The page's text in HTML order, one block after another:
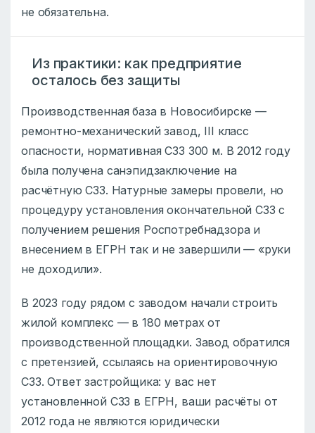
не обязательна.
Из практики: как предприятие
осталось без защиты
Производственная база в Новосибирске —
ремонтно-механический завод, III класс
опасности, нормативная СЗЗ 300 м. В 2012 году
была получена санэпидзаключение на
расчётную СЗЗ. Натурные замеры провели, но
процедуру установления окончательной СЗЗ с
получением решения Роспотребнадзора и
внесением в ЕГРН так и не завершили — «руки
не доходили».
В 2023 году рядом с заводом начали строить
жилой комплекс — в 180 метрах от
производственной площадки. Завод обратился
с претензией, ссылаясь на ориентировочную
СЗЗ. Ответ застройщика: у вас нет
установленной СЗЗ в ЕГРН, ваши расчёты от
2012 года не являются юридически